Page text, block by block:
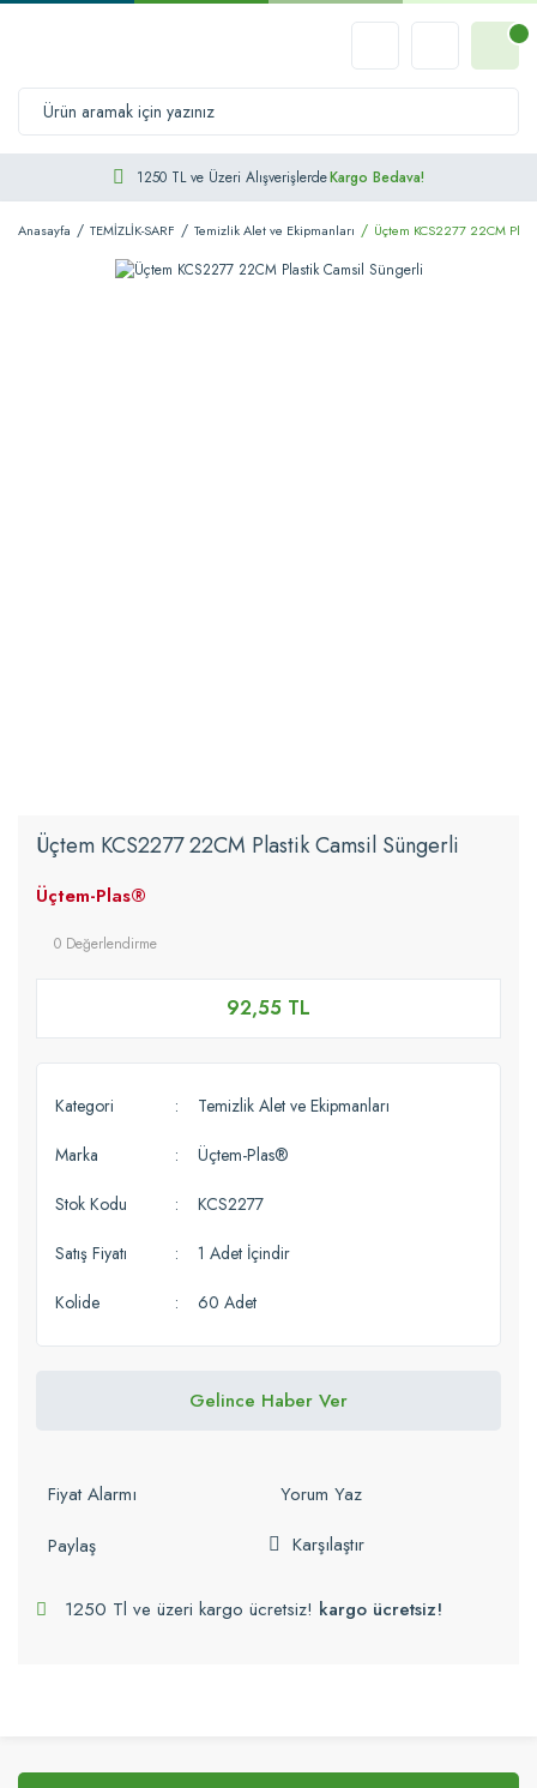
1250 TL ve Üzeri AlışverişlerdeKargo Bedava!
Anasayfa TEMİZLİK-SARF Temizlik Alet ve Ekipmanları Üçtem KCS2277 22CM
Üçtem KCS2277 22CM Plastik Camsil Süngerli
Üçtem-Plas®
0 Değerlendirme
92,55 TL
Kategori Temizlik Alet ve Ekipmanları
Marka Üçtem-Plas®
Stok Kodu KCS2277
Satış Fiyatı 1 Adet İçindir
Kolide 60 Adet
Gelince Haber Ver
Fiyat Alarmı
Yorum Yaz
Paylaş
Karşılaştır
1250 Tl ve üzeri kargo ücretsiz! kargo ücretsiz!